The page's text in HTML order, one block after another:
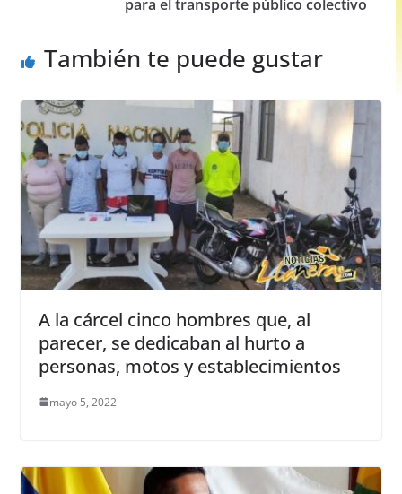
para el transporte público colectivo
También te puede gustar
A la cárcel cinco hombres que, al
parecer, se dedicaban al hurto a
personas, motos y establecimientos
mayo 5, 2022